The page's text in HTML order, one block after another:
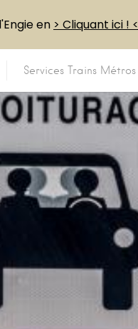
Services Trains Métros
en > Cliquant ici ! <